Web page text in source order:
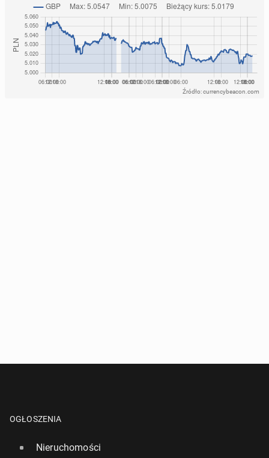
Źródło: currencybeacon.com
OGŁOSZENIA
Nieruchomości